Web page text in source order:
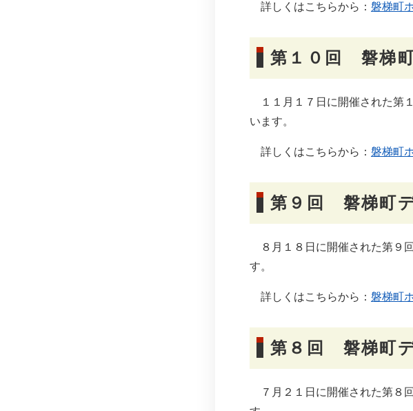
詳しくはこちらから： 磐梯町
第１０回 磐梯
１１月１７日に開催された第
います。
詳しくはこちらから： 磐梯町
第９回 磐梯町
８月１８日に開催された第９
す。
詳しくはこちらから： 磐梯町
第８回 磐梯町
７月２１日に開催された第８